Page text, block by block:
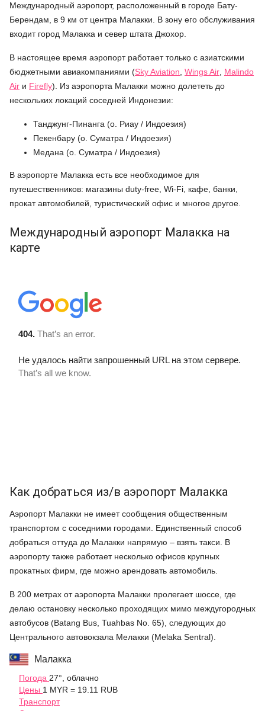
Международный аэропорт, расположенный в городе Бату-
Берендам, в 9 км от центра Малакки. В зону его обслуживания
входит город Малакка и север штата Джохор.
В настоящее время аэропорт работает только с азиатскими
бюджетными авиакомпаниями (Sky Aviation Wings Air Malindo
Air и Firefly). Из аэропорта Малакки можно долететь до
нескольких локаций соседней Индонезии:
Танджунг-Пинанга (о. Риау / Индоезия)
Пекенбару (о. Суматра / Индоезия)
Медана (о. Суматра / Индоезия)
В аэропорте Малакка есть все необходимое для
путешественников: магазины duty-free, Wi-Fi, кафе, банки,
прокат автомобилей, туристический офис и многое другое.
Международный аэропорт Малакка на
карте
Как добраться из/в аэропорт Малакка
Аэропорт Малакки не имеет сообщения общественным
транспортом с соседними городами. Единственный способ
добраться оттуда до Малакки напрямую – взять такси. В
аэропорту также работает несколько офисов крупных
прокатных фирм, где можно арендовать автомобиль.
В 200 метрах от аэропорта Малакки пролегает шоссе, где
делаю остановку несколько проходящих мимо междугородных
автобусов (Batang Bus, Tuahbas No. 65), следующих до
Центрального автовокзала Мелакки (Melaka Sentral).
Малакка
Погода 27°, облачно
Цены 1 MYR = 19.11 RUB
Транспорт